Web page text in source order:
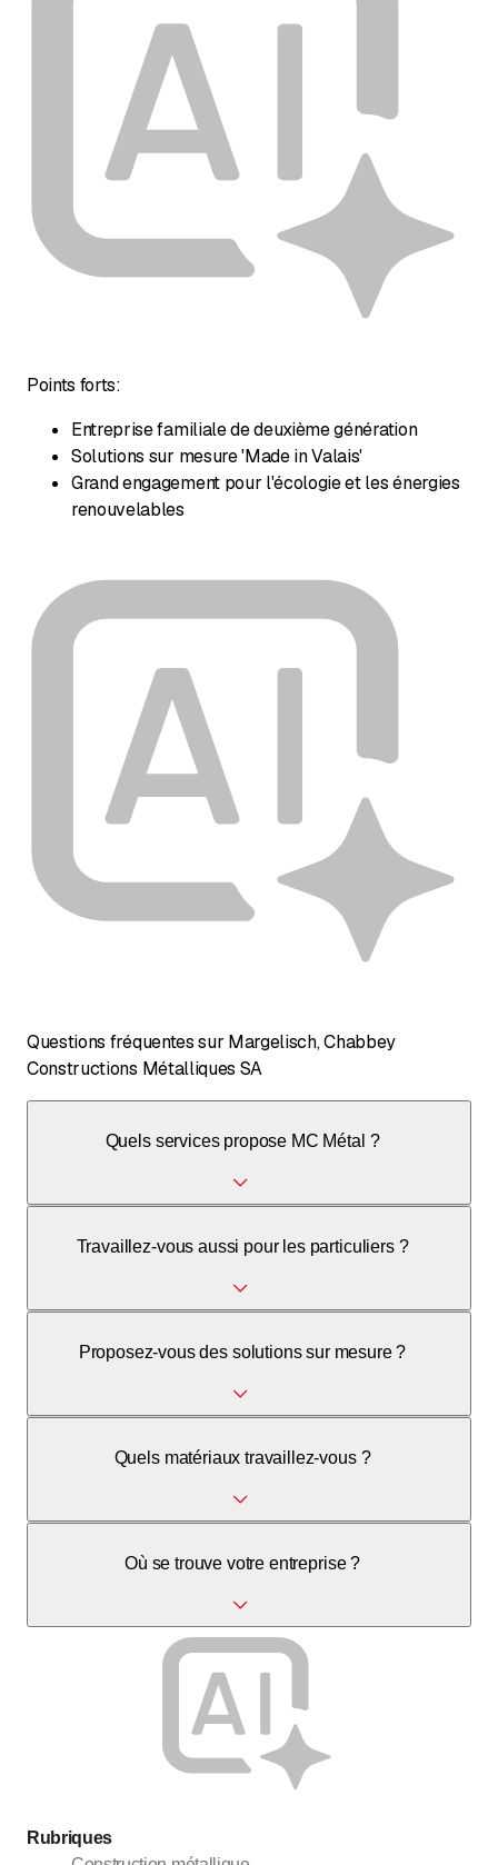
Points forts:
Entreprise familiale de deuxième génération
Solutions sur mesure 'Made in Valais'
Grand engagement pour l'écologie et les énergies
renouvelables
Questions fréquentes sur Margelisch, Chabbey
Constructions Métalliques SA
Quels services propose MC Métal ?
des portes, fenêtres, vitrages sur mesure, escaliers et
Travaillez-vous aussi pour les particuliers ?
professionnels que privés.
Proposez-vous des solutions sur mesure ?
la conception 3D jusqu'à la réalisation finale.
Quels matériaux travaillez-vous ?
l'aluminium et l'acier Corten.
Où se trouve votre entreprise ?
Notre entreprise est située à la Route des Joncs 87 à
Rubriques